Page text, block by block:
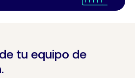
tu equipo de